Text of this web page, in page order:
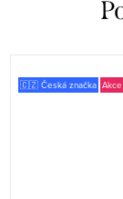
🇨🇿 Česká značka